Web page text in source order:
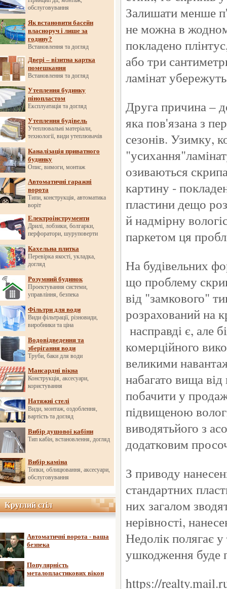
обслуговування
Як встановити басейн
власноруч і лише за
годину?
Встановлення та догляд
Двері – візитна картка
помешкання
Встановлення та догляд
Утеплення будинку
пінопластом
Експлуатація та догляд
Утеплення будівель
Утеплювальні матеріали,
технології, види утеплювачів
Каналізація приватного
будинку
Опис, вимоги, монтаж
Автоматичні гаражні
ворота
Типи, конструкція, автоматика
воріт
Електроінструменти
Дрилі, лобзики, болгарки,
перфоратори, шуруповерти
Кахельна плитка
Перевірка якості, укладка,
догляд
Розумний будинок
Проектування системи,
управління, безпека
Фільтри для води
Види фільтрації, різновиди,
виробники та ціна
Водовідведення та
зберігання води
Труби, баки для води
Мансардні вікна
Конструкція, аксесуари,
користування
Натяжні стелі
Види, монтаж, оздоблення,
вартість та догляд
Вибір душової кабіни
Тип кабін, встановлення, догляд
Вибір каміна
Топки, облицювання, аксесуари,
обслуговування
Круглий стіл
Круглий стіл
Автоматичні ворота - ваша
безпека
Популярність
металопластикових вікон
Залишати менше
не можна в
покладено
або три
ламінат
Друга причина –
яка пов'язана з
сезонів. Узимку,
озиваються
картину -
пластини дещо
й надмірну
паркетом ця
На будівельних
що проблему
від "замкового"
розрахований на
насправді є, але
комерційного
великими
набагато вища
побачити у
підвищеною
виводятьйого з
додатковим
З приводу
стандартних
них загалом
нерівності,
Недолік полягає
ушкодження буде
https://